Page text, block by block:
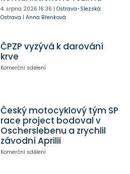
4. srpna 2026 16:36 | Ostrava-Slezská
Ostrava | Anna Břenková
ČPZP vyzývá k darování
krve
Komerční sdělení
Český motocyklový tým SP
race project bodoval v
Oscherslebenu a zrychlil
závodní Aprilii
Komerční sdělení